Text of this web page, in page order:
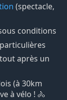
(spectacle,
conditions
après un
(à 30km
à vélo ! 🚴